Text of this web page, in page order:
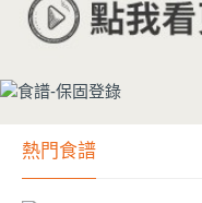
熱門食譜